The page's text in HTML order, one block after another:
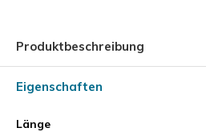
Produktbeschreibung
Eigenschaften
Länge